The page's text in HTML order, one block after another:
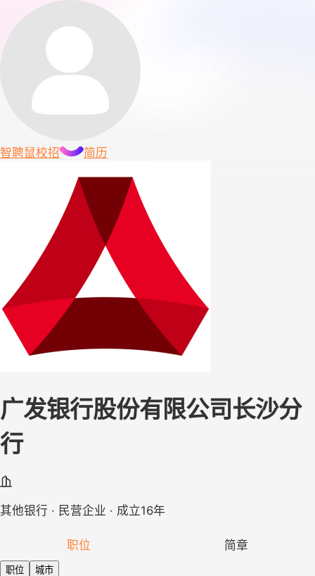
智聘鼠校招 简历
广发银行股份有限公司长沙分
行
其他银行 · 民营企业 · 成立16年
职位 简章
职位 城市